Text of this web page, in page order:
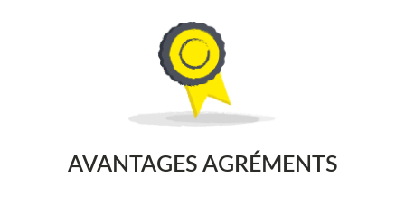
AVANTAGES AGRÉMENTS